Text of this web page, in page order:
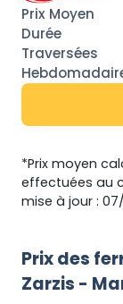
*Prix moyen
effectuées au
mise à jour :
Prix des
Zarzis -